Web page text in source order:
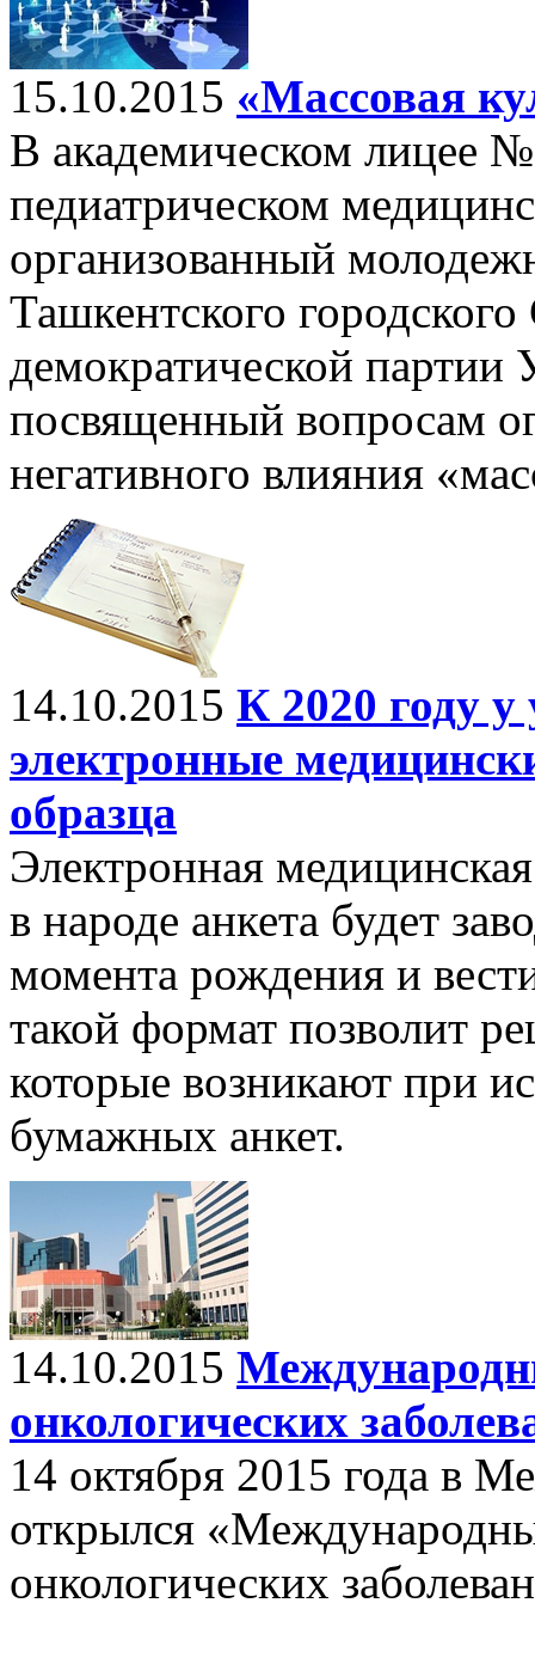
15.10.2015 «Массовая
В академическом лицее
педиатрическом
организованный
Ташкентского
демократической партии
посвященный вопросам
негативного влияния
14.10.2015 К 2020 году у
электронные
образца
Электронная
в народе анкета будет
момента рождения и
такой формат позволит
которые возникают при
бумажных анкет.
14.10.2015
онкологических
14 октября 2015 года в
открылся
онкологических